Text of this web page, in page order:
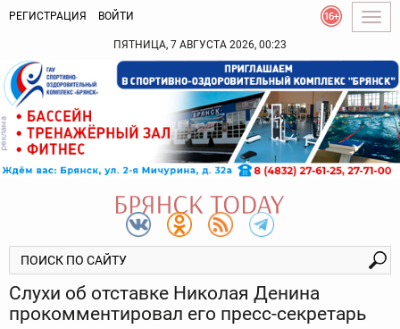
РЕГИСТРАЦИЯ ВОЙТИ
ПЯТНИЦА, 7 АВГУСТА 2026, 00:23
Слухи об отставке Николая Денина
прокомментировал его пресс-секретарь